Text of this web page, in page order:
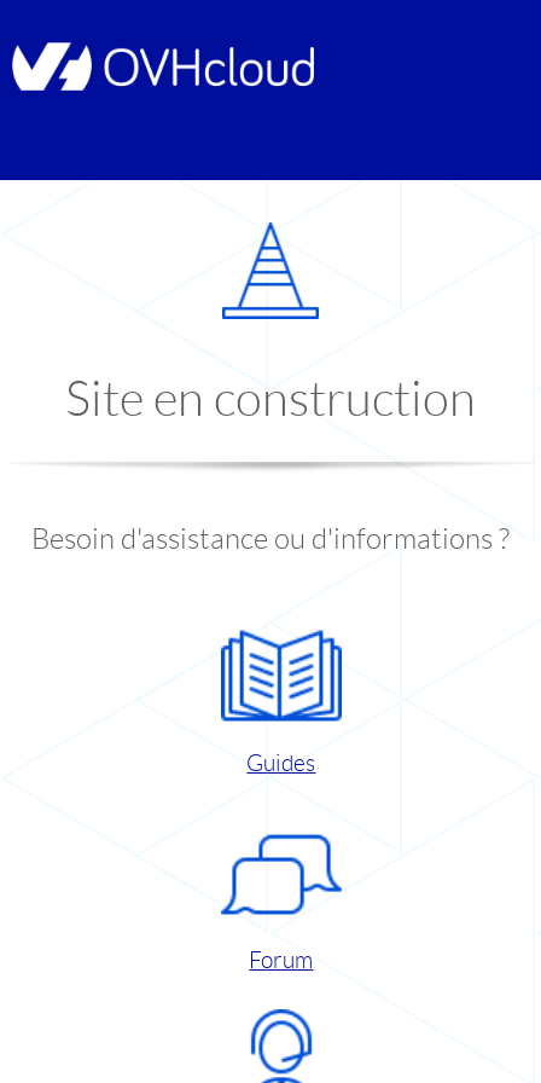
Site en construction
Besoin d'assistance ou d'informations ?
Guides
Forum